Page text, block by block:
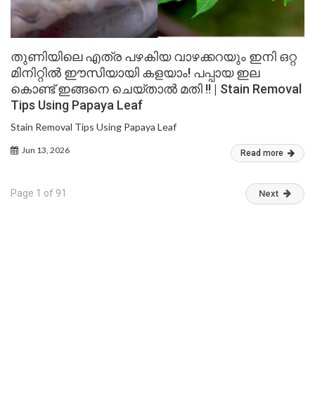
തുണിയിലെ എത്ര പഴകിയ വാഴക്കറയും ഇനി ഒറ്റ
മിനിറ്റിൽ ഈസിയായി കളയാം! പപ്പായ ഇല
കൊണ്ട് ഇങ്ങനെ ചെയ്താൽ മതി !! | Stain Removal
Tips Using Papaya Leaf
Stain Removal Tips Using Papaya Leaf
Jun 13, 2026 Read more
Page 1 of 91 Next